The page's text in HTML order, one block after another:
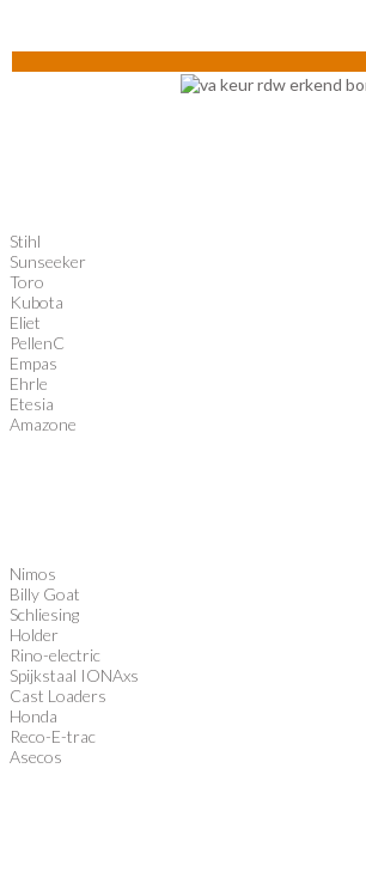
Stihl
Sunseeker
Toro
Kubota
Eliet
PellenC
Empas
Ehrle
Etesia
Amazone
Nimos
Billy Goat
Schliesing
Holder
Rino-electric
Spijkstaal IONAxs
Cast Loaders
Honda
Reco-E-trac
Asecos